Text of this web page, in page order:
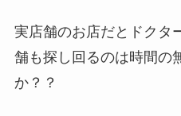
実店舗のお店だとドクタ
舗も探し回るのは時間の
か？？